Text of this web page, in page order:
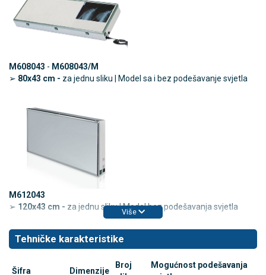
M608043 - M608043/M
➢ 80x43 cm - za jednu sliku | Model sa i bez podešavanje svjetla
M612043
➢ 120x43 cm - za jednu sliku | Model bez podešavanja svjetla
Više
Tehničke karakteristike
Šifra Dimenzije
Broj
Mogućnost podešavanja